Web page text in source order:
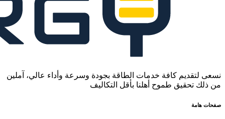
نسعى لتقديم كافة خدمات الطاقة بجودة وسرعة وأداء عالي، آملين
من ذلك تحقيق طموح أهلنا بأقل التكاليف
صفحات هامة